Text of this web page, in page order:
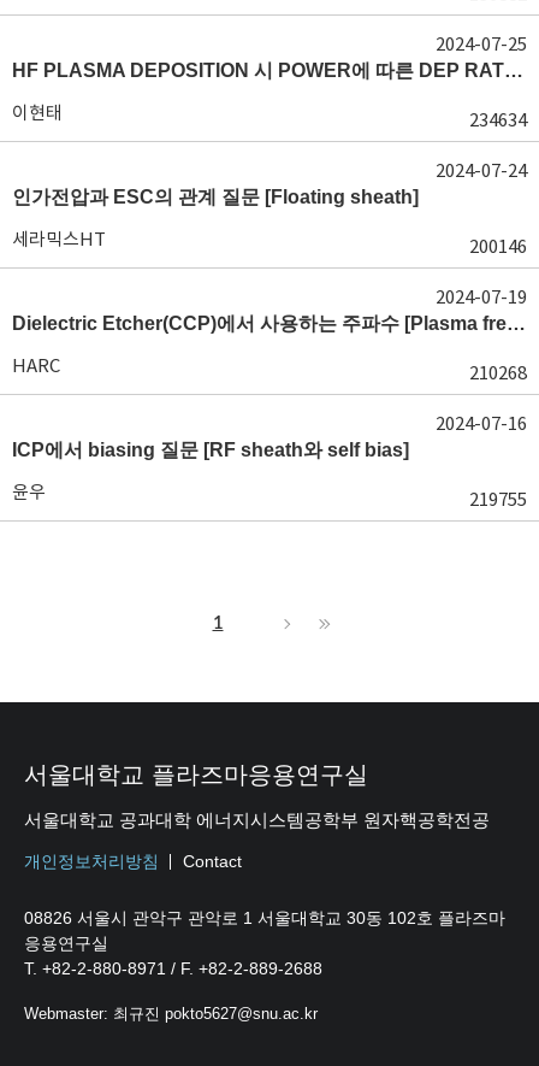
HF PLASMA DEPOSITION 시 POWER에 따른 DEP RATE 변화 [장비 플라즈마, Rate constant]
이현태 234634
2024-07-25
인가전압과 ESC의 관계 질문 [Floating sheath]
세라믹스HT 200146
2024-07-24
Dielectric Etcher(CCP)에서 사용하는 주파수 [Plasma frequency 및 RF sheath]
HARC 210268
2024-07-19
ICP에서 biasing 질문 [RF sheath와 self bias]
윤우 219755
2024-07-16
1
서울대학교 플라즈마응용연구실
서울대학교 공과대학 에너지시스템공학부 원자핵공학전공
개인정보처리방침 Contact
08826 서울시 관악구 관악로 1 서울대학교 30동 102호 플라즈마
응용연구실
T. +82-2-880-8971 / F. +82-2-889-2688
Webmaster: 최규진 pokto5627@snu.ac.kr